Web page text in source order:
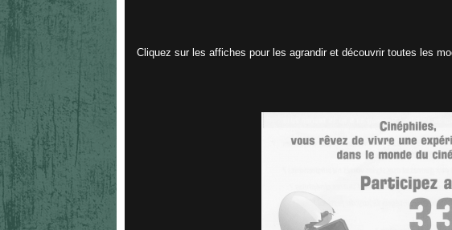
Cliquez sur les affiches pour les agrandir et découvrir toutes les